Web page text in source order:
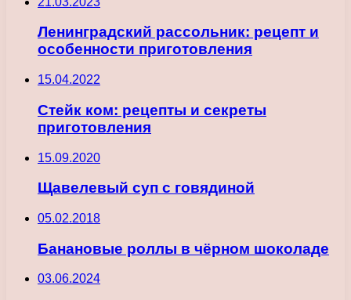
Ленинградский рассольник: рецепт и
особенности приготовления
15.04.2022
Стейк ком: рецепты и секреты
приготовления
15.09.2020
Щавелевый суп с говядиной
05.02.2018
Банановые роллы в чёрном шоколаде
03.06.2024